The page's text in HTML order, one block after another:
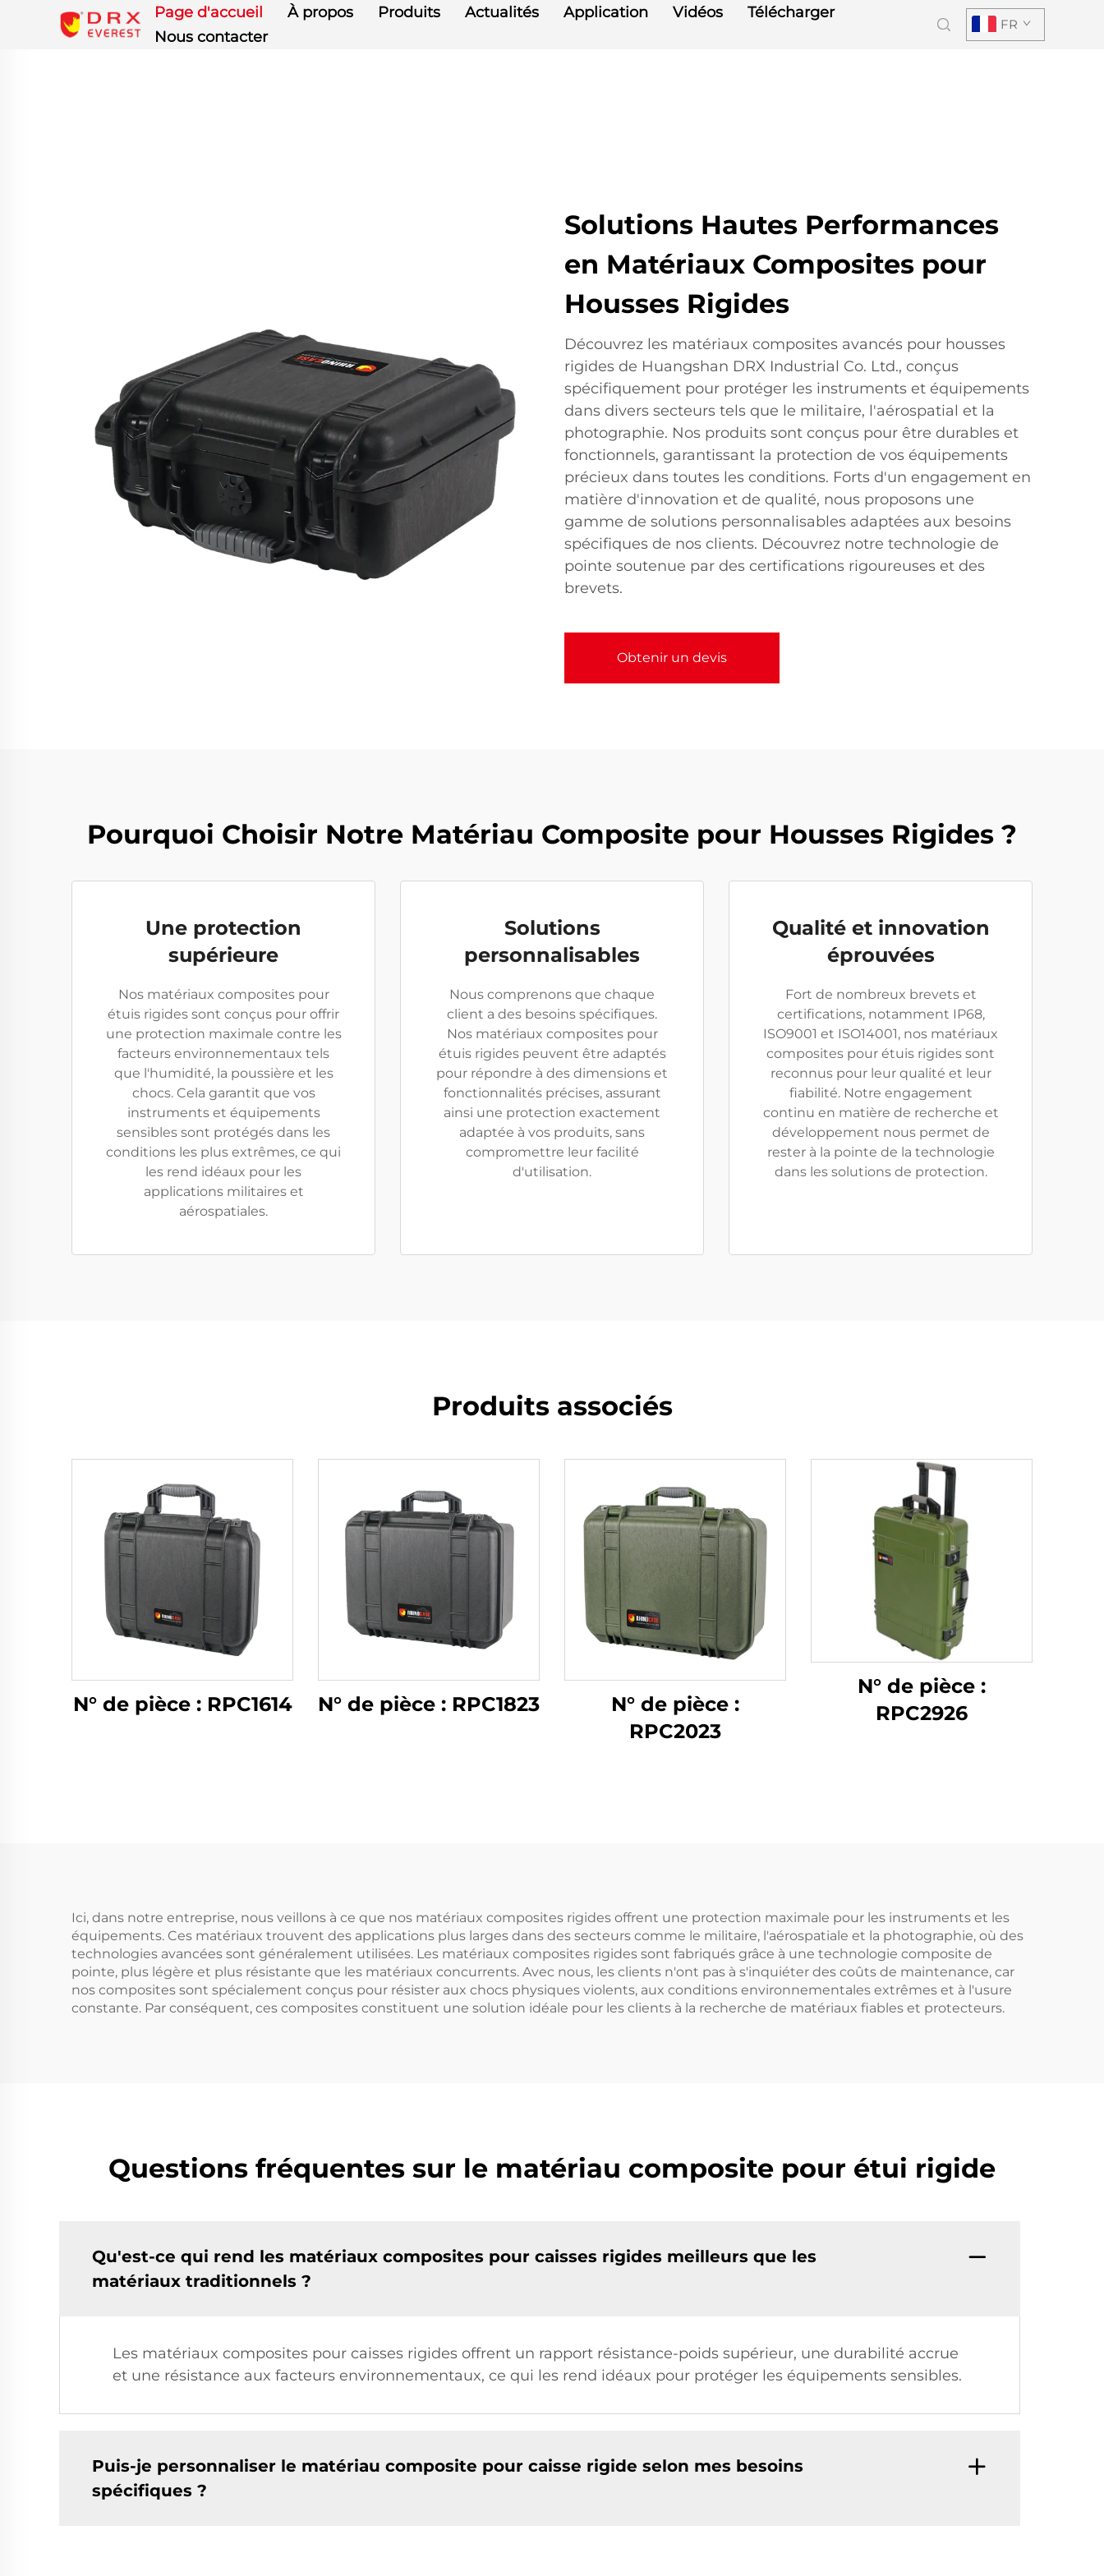
Page d'accueil À propos Produits Actualités Application Vidéos
Télécharger
Nous contacter
FR
Solutions Hautes Performances
en Matériaux Composites pour
Housses Rigides
Découvrez les matériaux composites avancés pour housses
rigides de Huangshan DRX Industrial Co. Ltd., conçus
spécifiquement pour protéger les instruments et équipements
dans divers secteurs tels que le militaire, l'aérospatial et la
photographie. Nos produits sont conçus pour être durables et
fonctionnels, garantissant la protection de vos équipements
précieux dans toutes les conditions. Forts d'un engagement en
matière d'innovation et de qualité, nous proposons une
gamme de solutions personnalisables adaptées aux besoins
spécifiques de nos clients. Découvrez notre technologie de
pointe soutenue par des certifications rigoureuses et des
brevets.
Obtenir un devis
Pourquoi Choisir Notre Matériau Composite pour Housses Rigides ?
Une protection
supérieure
Nos matériaux composites pour
étuis rigides sont conçus pour offrir
une protection maximale contre les
facteurs environnementaux tels
que l'humidité, la poussière et les
chocs. Cela garantit que vos
instruments et équipements
sensibles sont protégés dans les
conditions les plus extrêmes, ce qui
les rend idéaux pour les
applications militaires et
aérospatiales.
Solutions
personnalisables
Nous comprenons que chaque
client a des besoins spécifiques.
Nos matériaux composites pour
étuis rigides peuvent être adaptés
pour répondre à des dimensions et
fonctionnalités précises, assurant
ainsi une protection exactement
adaptée à vos produits, sans
compromettre leur facilité
d'utilisation.
Qualité et innovation
éprouvées
Fort de nombreux brevets et
certifications, notamment IP68,
ISO9001 et ISO14001, nos matériaux
composites pour étuis rigides sont
reconnus pour leur qualité et leur
fiabilité. Notre engagement
continu en matière de recherche et
développement nous permet de
rester à la pointe de la technologie
dans les solutions de protection.
Produits associés
N° de pièce : RPC1614 N° de pièce : RPC1823
N° de pièce :
RPC2023
N° de pièce :
RPC2926
Ici, dans notre entreprise, nous veillons à ce que nos matériaux composites rigides offrent une protection maximale pour les instruments et les
équipements. Ces matériaux trouvent des applications plus larges dans des secteurs comme le militaire, l'aérospatiale et la photographie, où des
technologies avancées sont généralement utilisées. Les matériaux composites rigides sont fabriqués grâce à une technologie composite de
pointe, plus légère et plus résistante que les matériaux concurrents. Avec nous, les clients n'ont pas à s'inquiéter des coûts de maintenance, car
nos composites sont spécialement conçus pour résister aux chocs physiques violents, aux conditions environnementales extrêmes et à l'usure
constante. Par conséquent, ces composites constituent une solution idéale pour les clients à la recherche de matériaux fiables et protecteurs.
Questions fréquentes sur le matériau composite pour étui rigide
Qu'est-ce qui rend les matériaux composites pour caisses rigides meilleurs que les
matériaux traditionnels ?
Les matériaux composites pour caisses rigides offrent un rapport résistance-poids supérieur, une durabilité accrue
et une résistance aux facteurs environnementaux, ce qui les rend idéaux pour protéger les équipements sensibles.
Puis-je personnaliser le matériau composite pour caisse rigide selon mes besoins
spécifiques ?